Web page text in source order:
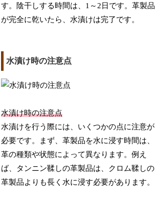
す。陰干しする時間は、1～2日です。革製品
が完全に乾いたら、水漬けは完了です。
水漬け時の注意点
水漬け時の注意点
水漬けを行う際には、いくつかの点に注意が
必要です。まず、革製品を水に浸す時間は、
革の種類や状態によって異なります。例え
ば、タンニン鞣しの革製品は、クロム鞣しの
革製品よりも長く水に浸す必要があります。